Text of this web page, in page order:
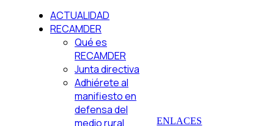
ACTUALIDAD
RECAMDER
Qué es
RECAMDER
Junta directiva
Adhiérete al
manifiesto en
defensa del
medio rural
ENLACES